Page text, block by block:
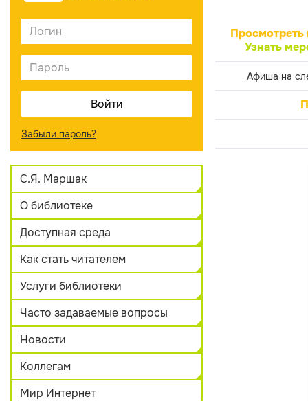
Забыли пароль?
С.Я. Маршак
О библиотеке
Доступная среда
Как стать читателем
Услуги библиотеки
Часто задаваемые вопросы
Новости
Коллегам
Мир Интернет
Просмотреть
Узнать
Афиша на